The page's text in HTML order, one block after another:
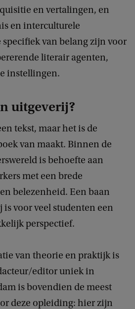
en vertalingen, en
en interculturele
van belang zijn voor
literair agenten,
instellingen.
uitgeverij?
tekst, maar het is de
van maakt. Binnen de
is behoefte aan
met een brede
belezenheid. Een baan
voor veel studenten een
perspectief.
van theorie en praktijk is
editor uniek in
is bovendien de meest
deze opleiding: hier zijn